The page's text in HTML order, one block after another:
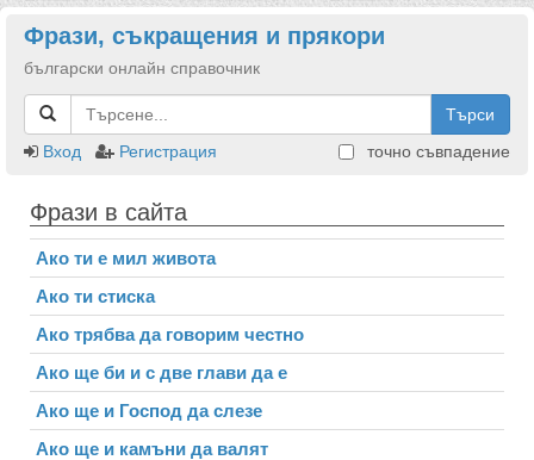
Фрази, съкращения и прякори
български онлайн справочник
Търси
Вход
Регистрация точно съвпадение
Фрази в сайта
Ако ти е мил живота
Ако ти стиска
Ако трябва да говорим честно
Ако ще би и с две глави да е
Ако ще и Господ да слезе
Ако ще и камъни да валят